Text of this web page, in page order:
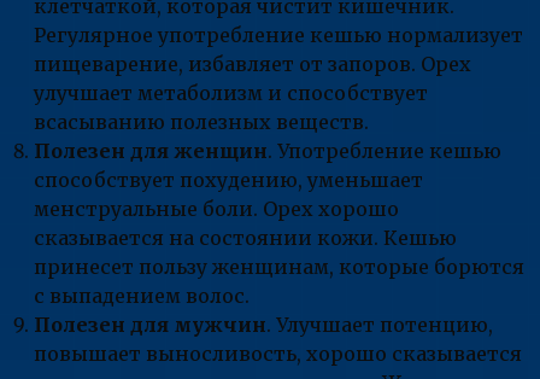
клетчаткой, которая чистит кишечник.
Регулярное употребление кешью нормализует
пищеварение, избавляет от запоров. Орех
улучшает метаболизм и способствует
всасыванию полезных веществ.
Полезен для женщин. Употребление кешью
способствует похудению, уменьшает
менструальные боли. Орех хорошо
сказывается на состоянии кожи. Кешью
принесет пользу женщинам, которые борются
с выпадением волос.
Полезен для мужчин. Улучшает потенцию,
повышает выносливость, хорошо сказывается